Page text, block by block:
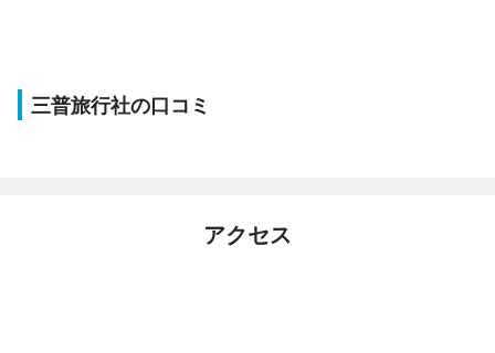
三普旅行社の口コミ
アクセス